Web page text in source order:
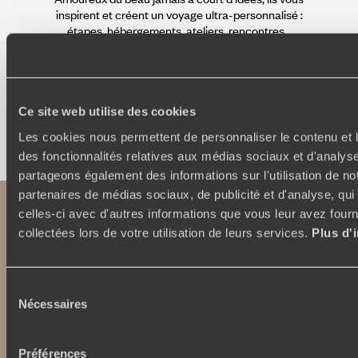
Ce site web utilise des cookies
Les cookies nous permettent de personnaliser le contenu et
des fonctionnalités relatives aux médias sociaux et
partageons également des informations sur l'utilisation de
partenaires de médias sociaux, de publicité et d'analyse,
celles-ci avec d'autres informations que vous leur avez
collectées lors de votre utilisation de leurs services. Plus
Nécessaires
Préférences
inspirent et créent un voyage ultra-personnalisé :
étapes, hébergements, ateliers, rencontres…